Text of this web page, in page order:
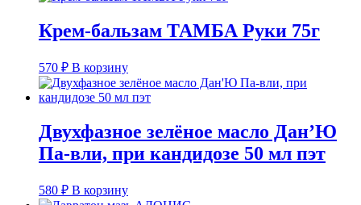
Крем-бальзам ТАМБА Руки 75г
570 ₽ В корзину
Двухфазное зелёное масло Дан’Ю
Па-вли, при кандидозе 50 мл пэт
580 ₽ В корзину